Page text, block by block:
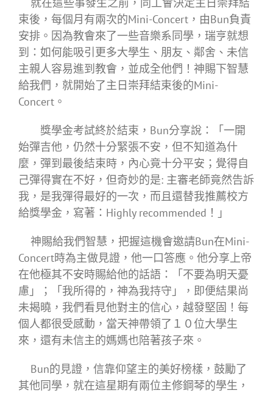
束後，每個月有兩次的Mini-Concert，由Bun負責
安排。因為教會來了一些音樂系同學，瑞亨就想
到：如何能吸引更多大學生、朋友、鄰舍、未信
主親人容易進到教會，並成全他們！神賜下智慧
給我們，就開始了主日崇拜結束後的Mini-
Concert。
獎學金考試終於結束，Bun分享說：「一開
始彈吉他，仍然十分緊張不安，但不知道為什
麼，彈到最後結束時，內心竟十分平安；覺得自
己彈得實在不好，但奇妙的是: 主審老師竟然告訴
我，是我彈得最好的一次，而且還替我推薦校方
給獎學金，寫著：Highly recommended！」
神賜給我們智慧，把握這機會邀請Bun在Mini-
Concert時為主做見證，他一口答應。他分享上帝
在他極其不安時賜給他的話語：「不要為明天憂
慮」；「我所得的，神為我持守」，即便結果尚
未揭曉，我們看見他對主的信心，越發堅固！每
個人都很受感動，當天神帶領了１０位大學生
來，還有未信主的媽媽也陪著孩子來。
Bun的見證，信靠仰望主的美好榜樣，鼓勵了
其他同學，就在這星期有兩位主修鋼琴的學生，